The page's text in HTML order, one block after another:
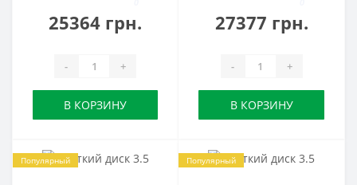
25364 грн.
- +
В КОРЗИНУ
27377 грн.
- +
В КОРЗИНУ
Популярный Популярный